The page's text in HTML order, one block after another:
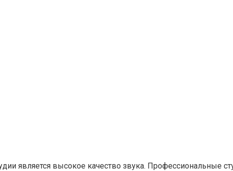
является высокое качество звука.